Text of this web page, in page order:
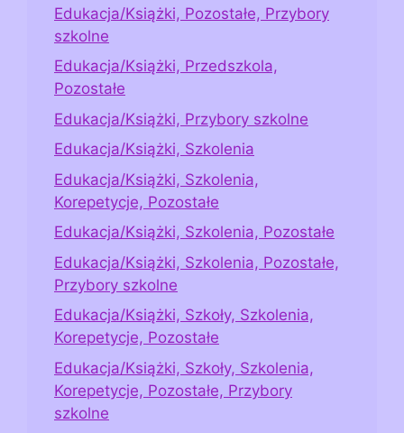
Edukacja/Książki, Pozostałe, Przybory
szkolne
Edukacja/Książki, Przedszkola,
Pozostałe
Edukacja/Książki, Przybory szkolne
Edukacja/Książki, Szkolenia
Edukacja/Książki, Szkolenia,
Korepetycje, Pozostałe
Edukacja/Książki, Szkolenia, Pozostałe
Edukacja/Książki, Szkolenia, Pozostałe,
Przybory szkolne
Edukacja/Książki, Szkoły, Szkolenia,
Korepetycje, Pozostałe
Edukacja/Książki, Szkoły, Szkolenia,
Korepetycje, Pozostałe, Przybory
szkolne